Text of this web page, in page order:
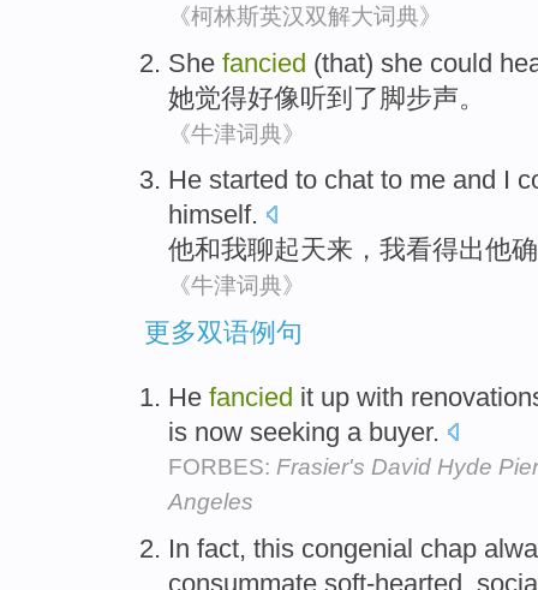
《柯林斯英汉双解大词典》
She fancied (that) she could
她觉得好像听到 了脚步声。
《牛津词典》
He started to chat to me and I
himself.
他和我聊起天来 ， 我看得出他
《牛津词典》
更多双语例句
He fancied it up with
is now seeking a buyer.
FORBES: Frasier's David Hyde
Angeles
In fact, this congenial chap
consummate soft-hearted,